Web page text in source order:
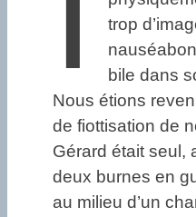
trop
bile dans
Nous étions
de fiottisation de
Gérard était seul,
deux burnes en
au milieu d’un